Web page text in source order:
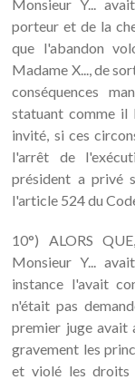
Monsieur Y...
porteur et de la
que l'abandon
Madame X..., de
conséquences
statuant comme il
invité, si ces
l'arrêt de
président a privé
l'article 524 du
10°) ALORS
Monsieur Y...
instance l'avait
n'était pas
premier juge avait
gravement les
et violé les droits